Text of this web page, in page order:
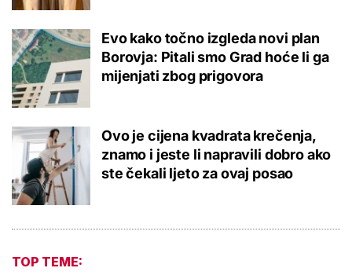
Evo kako točno izgleda novi plan
Borovja: Pitali smo Grad hoće li ga
mijenjati zbog prigovora
Ovo je cijena kvadrata krečenja,
znamo i jeste li napravili dobro ako
ste čekali ljeto za ovaj posao
TOP TEME: